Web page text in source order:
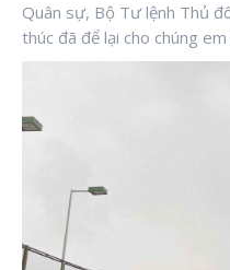
Quân sự, Bộ Tư lệnh Thủ
thúc đã để lại cho chúng